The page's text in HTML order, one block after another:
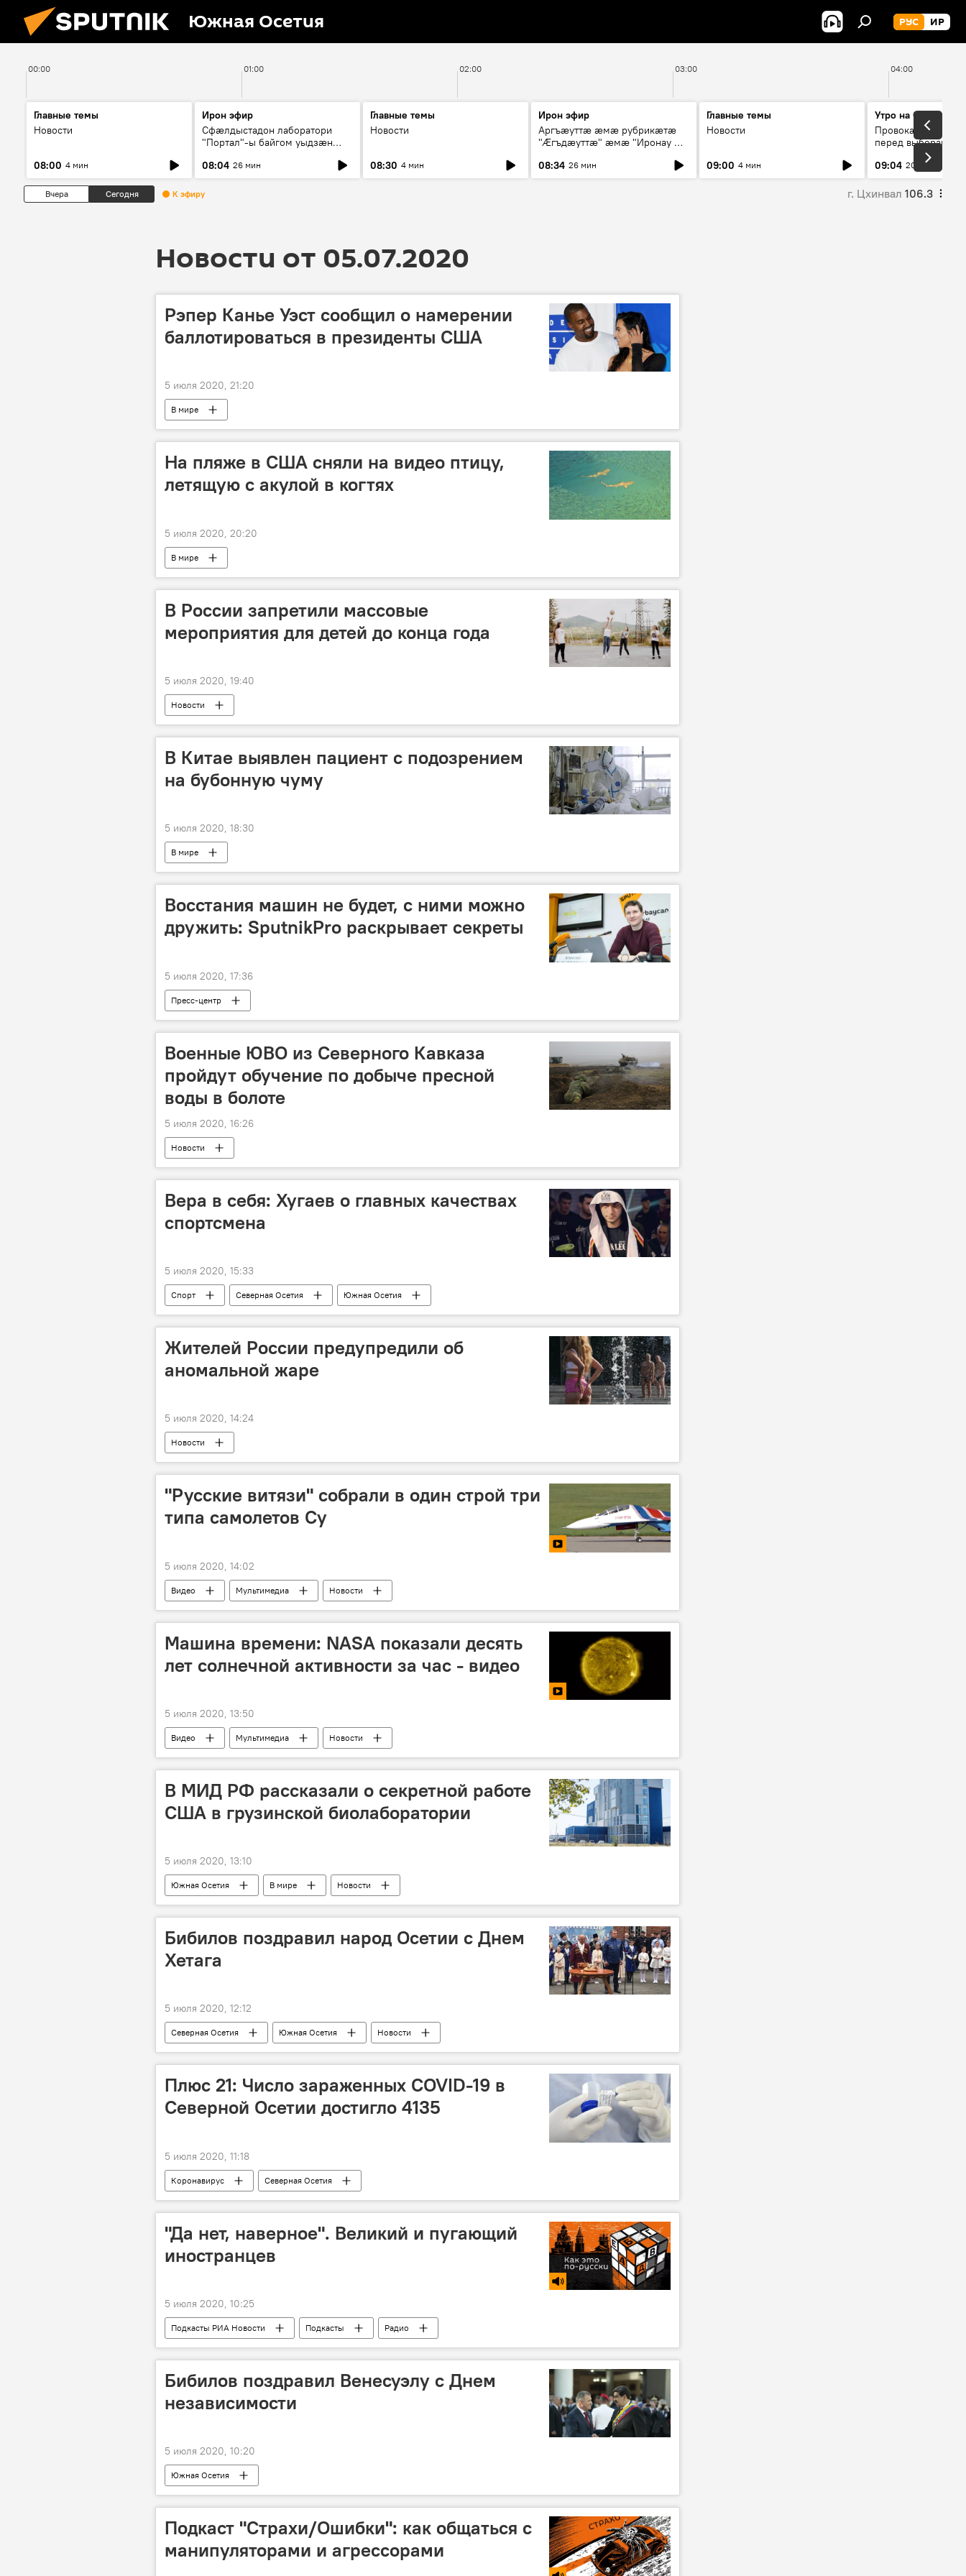
Южная Осетия РУС ИР
00:00 01:00 02:00 03:00 04:00
Главные темы
Новости
08:00 4 мин
Ирон эфир
Сфæлдыстадон лаборатори
"Портал"-ы байгом уыдзæн
Æхсары куыстыты равдыст
08:04 26 мин
Главные темы
Новости
08:30 4 мин
Ирон эфир
Аргъæуттæ æмæ рубрикæтæ
"Æгъдæуттæ" æмæ "Иронау æй
08:34 26 мин
Главные темы
Новости
09:00 4 мин
Утро на Спутнике
Провокации со
перед выборами в
09:04 20 мин
Вчера Сегодня К эфиру г. Цхинвал 106.3
Новости от 05.07.2020
Рэпер Канье Уэст сообщил о намерении
баллотироваться в президенты США
5 июля 2020, 21:20
В мире
На пляже в США сняли на видео птицу,
летящую с акулой в когтях
5 июля 2020, 20:20
В мире
В России запретили массовые
мероприятия для детей до конца года
5 июля 2020, 19:40
Новости
В Китае выявлен пациент с подозрением
на бубонную чуму
5 июля 2020, 18:30
В мире
Восстания машин не будет, с ними можно
дружить: SputnikPro раскрывает секреты
5 июля 2020, 17:36
Пресс-центр
Военные ЮВО из Северного Кавказа
пройдут обучение по добыче пресной
воды в болоте
5 июля 2020, 16:26
Новости
Вера в себя: Хугаев о главных качествах
спортсмена
5 июля 2020, 15:33
Спорт Северная Осетия Южная Осетия
Жителей России предупредили об
аномальной жаре
5 июля 2020, 14:24
Новости
"Русские витязи" собрали в один строй три
типа самолетов Су
5 июля 2020, 14:02
Видео Мультимедиа Новости
Машина времени: NASA показали десять
лет солнечной активности за час - видео
5 июля 2020, 13:50
Видео Мультимедиа Новости
В МИД РФ рассказали о секретной работе
США в грузинской биолаборатории
5 июля 2020, 13:10
Южная Осетия В мире Новости
Бибилов поздравил народ Осетии с Днем
Хетага
5 июля 2020, 12:12
Северная Осетия Южная Осетия Новости
Плюс 21: Число зараженных COVID-19 в
Северной Осетии достигло 4135
5 июля 2020, 11:18
Коронавирус Северная Осетия
"Да нет, наверное". Великий и пугающий
иностранцев
5 июля 2020, 10:25
Подкасты РИА Новости Подкасты Радио
Бибилов поздравил Венесуэлу с Днем
независимости
5 июля 2020, 10:20
Южная Осетия
Подкаст "Страхи/Ошибки": как общаться с
манипуляторами и агрессорами